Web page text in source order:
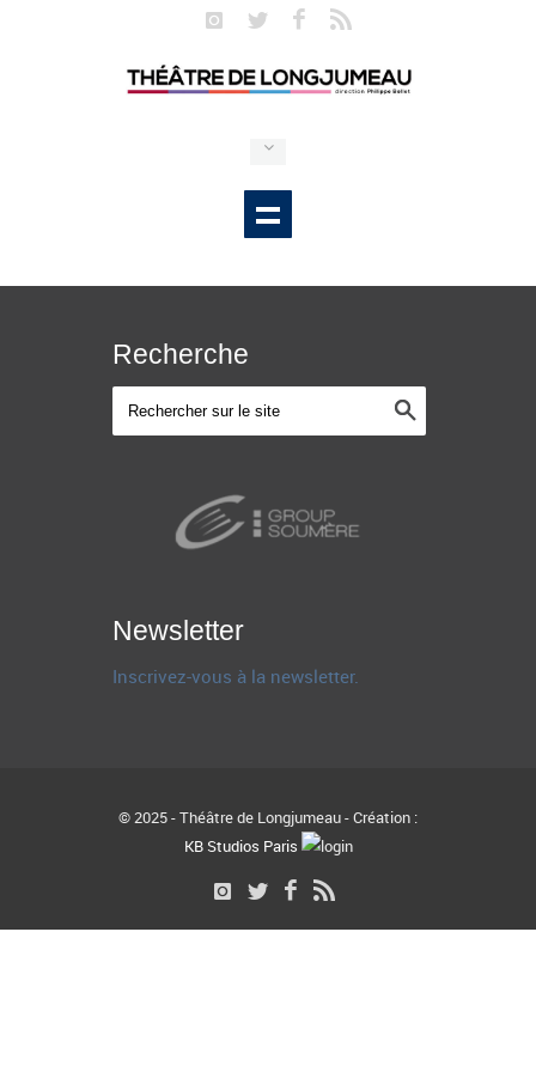
Recherche
Newsletter
Inscrivez-vous à la newsletter.
© 2025 - Théâtre de Longjumeau - Création :
KB Studios Paris